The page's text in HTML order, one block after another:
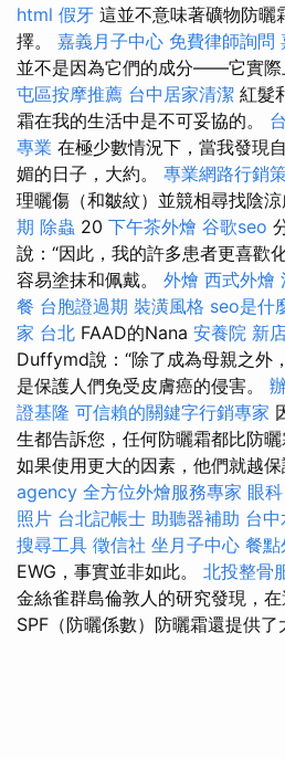
html 假牙 這並不意味著礦物防曬
擇。 嘉義月子中心 免費律師詢問
並不是因為它們的成分——它實際
屯區按摩推薦 台中居家清潔 紅髮
霜在我的生活中是不可妥協的。
專業 在極少數情況下，當我發現
媚的日子，大約。 專業網路行銷
理曬傷（和皺紋）並競相尋找陰
期 除蟲 20 下午茶外燴 谷歌seo
說：“因此，我的許多患者更喜歡
容易塗抹和佩戴。 外燴 西式外燴
餐 台胞證過期 裝潢風格 seo是什
家 台北 FAAD的Nana 安養院 新
Duffymd說：“除了成為母親之外
是保護人們免受皮膚癌的侵害。
證基隆 可信賴的關鍵字行銷專家
生都告訴您，任何防曬霜都比防
如果使用更大的因素，他們就越保
agency 全方位外燴服務專家 眼科
照片 台北記帳士 助聽器補助 台中
搜尋工具 徵信社 坐月子中心 餐點
EWG，事實並非如此。 北投整骨
金絲雀群島倫敦人的研究發現，在
SPF（防曬係數）防曬霜還提供了